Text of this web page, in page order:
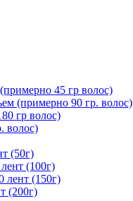
45 гр волос)
(примерно 90 гр. волос)
гр волос)
волос)
(50г)
(100г)
лент (150г)
(200г)